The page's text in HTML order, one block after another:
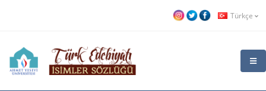
Türkçe